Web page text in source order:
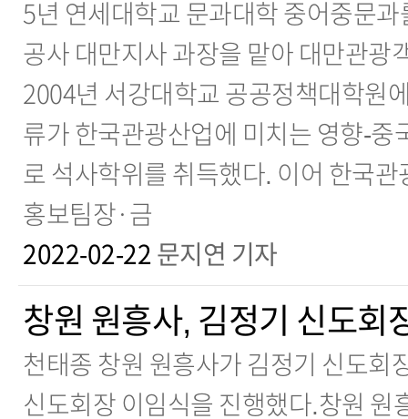
5년 연세대학교 문과대학 중어중문
공사 대만지사 과장을 맡아 대만관광
2004년 서강대학교 공공정책대학원
류가 한국관광산업에 미치는 영향-중
로 석사학위를 취득했다. 이어 한국
홍보팀장·금
2022-02-22 문지연 기자
창원 원흥사, 김정기 신도회
천태종 창원 원흥사가 김정기 신도회
신도회장 이임식을 진행했다.창원 원